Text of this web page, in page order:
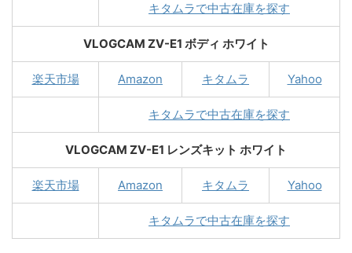
キタムラで中古在庫を探す
VLOGCAM ZV-E1 ボディ ホワイト
楽天市場 Amazon キタムラ Yahoo
キタムラで中古在庫を探す
VLOGCAM ZV-E1 レンズキット ホワイト
楽天市場 Amazon キタムラ Yahoo
キタムラで中古在庫を探す